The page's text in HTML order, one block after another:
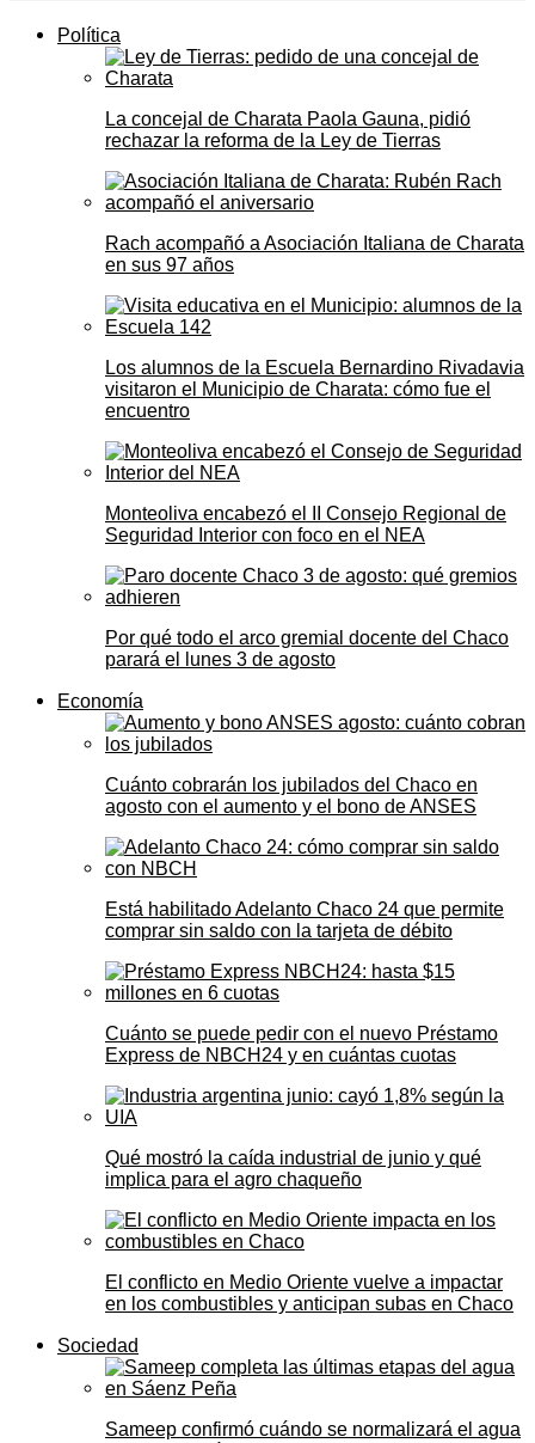
Política
La concejal de Charata Paola Gauna, pidió
rechazar la reforma de la Ley de Tierras
Rach acompañó a Asociación Italiana de Charata
en sus 97 años
Los alumnos de la Escuela Bernardino Rivadavia
visitaron el Municipio de Charata: cómo fue el
encuentro
Monteoliva encabezó el II Consejo Regional de
Seguridad Interior con foco en el NEA
Por qué todo el arco gremial docente del Chaco
parará el lunes 3 de agosto
Economía
Cuánto cobrarán los jubilados del Chaco en
agosto con el aumento y el bono de ANSES
Está habilitado Adelanto Chaco 24 que permite
comprar sin saldo con la tarjeta de débito
Cuánto se puede pedir con el nuevo Préstamo
Express de NBCH24 y en cuántas cuotas
Qué mostró la caída industrial de junio y qué
implica para el agro chaqueño
El conflicto en Medio Oriente vuelve a impactar
en los combustibles y anticipan subas en Chaco
Sociedad
Sameep confirmó cuándo se normalizará el agua